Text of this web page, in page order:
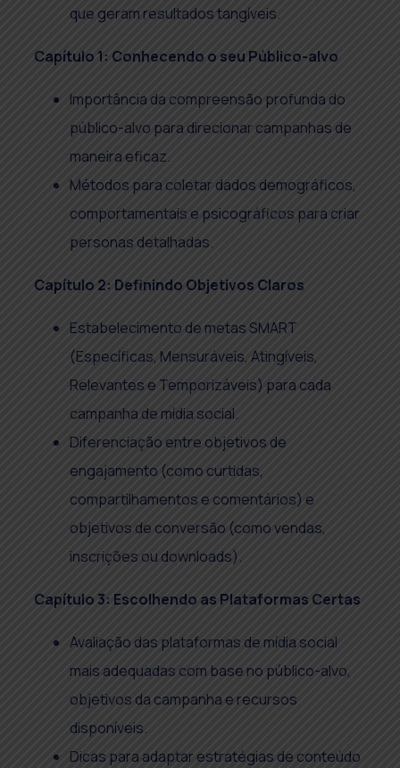
que geram resultados tangíveis.
Capítulo 1: Conhecendo o seu Público-alvo
Importância da compreensão profunda do
público-alvo para direcionar campanhas de
maneira eficaz.
Métodos para coletar dados demográficos,
comportamentais e psicográficos para criar
personas detalhadas.
Capítulo 2: Definindo Objetivos Claros
Estabelecimento de metas SMART
(Específicas, Mensuráveis, Atingíveis,
Relevantes e Temporizáveis) para cada
campanha de mídia social.
Diferenciação entre objetivos de
engajamento (como curtidas,
compartilhamentos e comentários) e
objetivos de conversão (como vendas,
inscrições ou downloads).
Capítulo 3: Escolhendo as Plataformas Certas
Avaliação das plataformas de mídia social
mais adequadas com base no público-alvo,
objetivos da campanha e recursos
disponíveis.
Dicas para adaptar estratégias de conteúdo